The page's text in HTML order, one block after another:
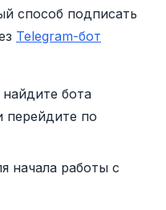
способ подписать
Telegram-бот
найдите бота
перейдите по
начала работы с